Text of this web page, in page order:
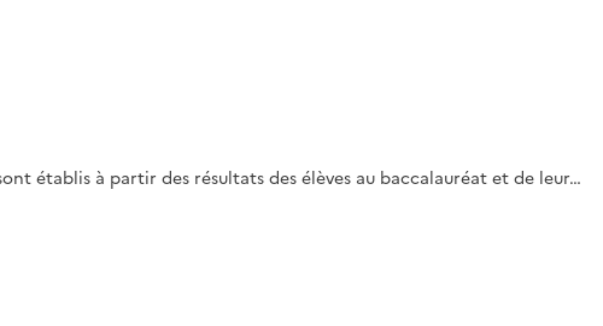
établis à partir des résultats des élèves au baccalauréat et de leur…